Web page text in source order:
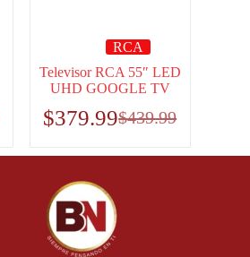
RCA
Televisor RCA 55″ LED
UHD GOOGLE TV
$439.99
$379.99